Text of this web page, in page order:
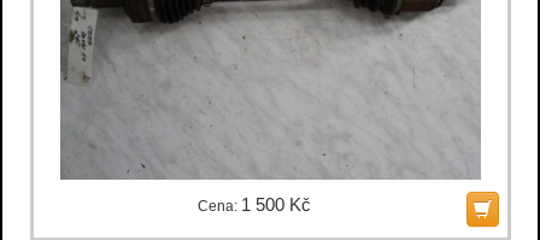
Cena: 1 500 Kč